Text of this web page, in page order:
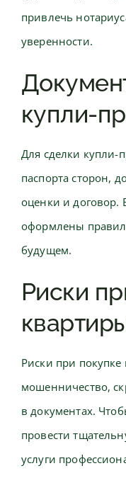
привлечь
уверенности.
купли-
Для сделки
паспорта сторон,
оценки и договор.
оформлены
будущем.
Риски
Риски при
мошенничество,
в документах.
провести
услуги